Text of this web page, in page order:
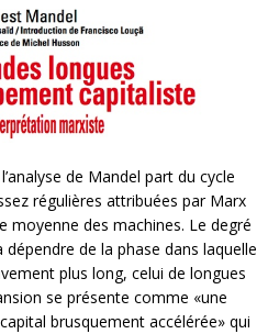
de Mandel part du cycle
régulières attribuées par Marx
moyenne des machines. Le degré
de la phase dans laquelle
plus long, celui de longues
se présente comme «une
brusquement accélérée» qui